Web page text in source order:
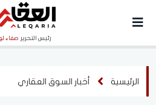
رئيس التحرير صفاء
الرئيسية أخبار السوق العقاري